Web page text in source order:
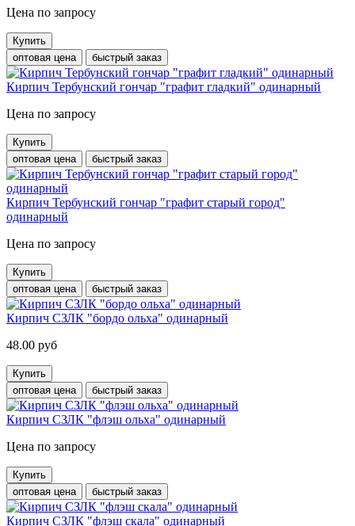
Цена по запросу
Купить
оптовая цена
быстрый заказ
Кирпич Тербунский гончар "графит гладкий" одинарный
Цена по запросу
Купить
оптовая цена
быстрый заказ
Кирпич Тербунский гончар "графит старый город"
одинарный
Цена по запросу
Купить
оптовая цена
быстрый заказ
Кирпич СЗЛК "бордо ольха" одинарный
48.00 руб
Купить
оптовая цена
быстрый заказ
Кирпич СЗЛК "флэш ольха" одинарный
Цена по запросу
Купить
оптовая цена
быстрый заказ
Кирпич СЗЛК "флэш скала" одинарный